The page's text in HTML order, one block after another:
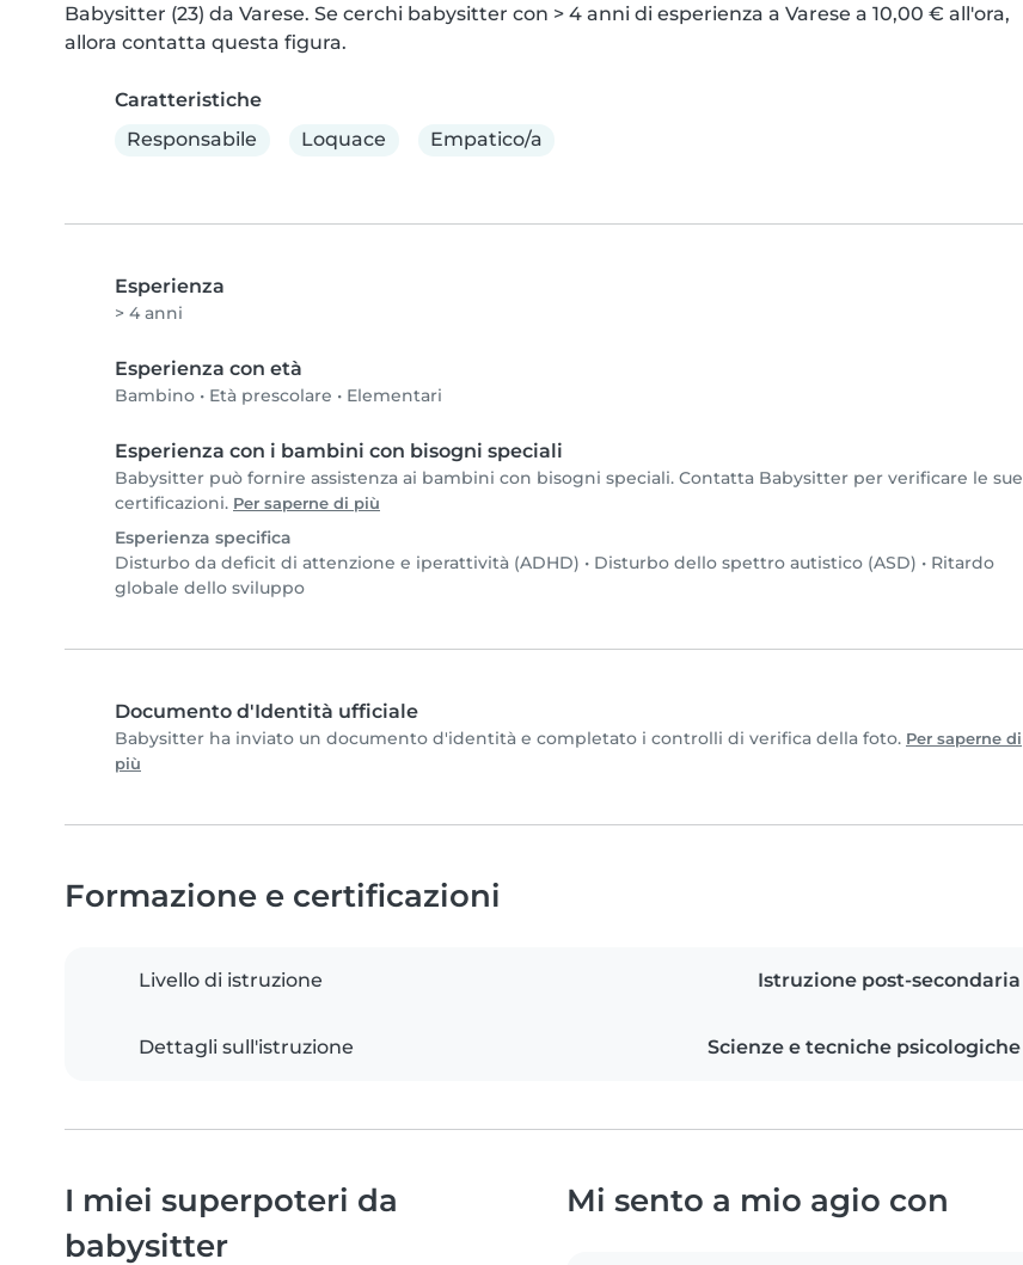
Babysitter (23) da Varese. Se cerchi babysitter con > 4 anni di esperienza a Varese a 10,00 € all'ora,
allora contatta questa figura.
Caratteristiche
Responsabile
Loquace Empatico/a
Esperienza
> 4 anni
Esperienza con età
Bambino • Età prescolare • Elementari
Esperienza con i bambini con bisogni speciali
Babysitter può fornire assistenza ai bambini con bisogni speciali. Contatta Babysitter per verificare le sue
certificazioni. Per saperne di più
Esperienza specifica
Disturbo da deficit di attenzione e iperattività (ADHD) • Disturbo dello spettro autistico (ASD) • Ritardo
globale dello sviluppo
Documento d'Identità ufficiale
Babysitter ha inviato un documento d'identità e completato i controlli di verifica della foto. Per saperne di
più
Formazione e certificazioni
Livello di istruzione Istruzione post-secondaria
Dettagli sull'istruzione Scienze e tecniche psicologiche
I miei superpoteri da
babysitter
Mi sento a mio agio con